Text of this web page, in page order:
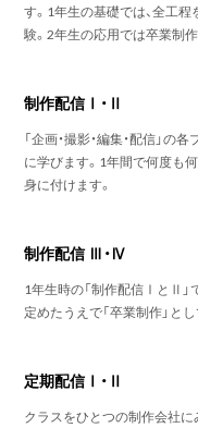
す。1年生の基礎では、全工
験。2年生の応用では卒業制
制作配信Ⅰ・Ⅱ
「企画・撮影・編集・配信」
に学びます。1年間で何度も
身に付けます。
制作配信 Ⅲ・Ⅳ
1年生時の「制作配信ⅠとⅡ」
定めたうえで「卒業制作」と
定期配信Ⅰ・Ⅱ
クラスをひとつの制作会社に